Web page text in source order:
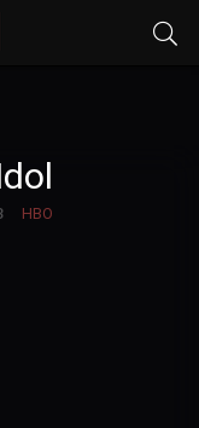
HBO